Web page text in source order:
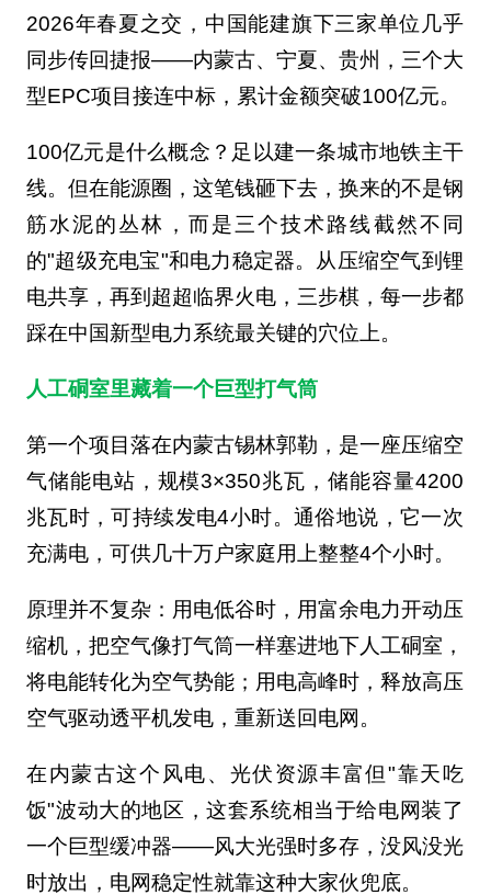
2026年春夏之交，中国能建旗下三家单位几乎
同步传回捷报——内蒙古、宁夏、贵州，三个大
型EPC项目接连中标，累计金额突破100亿元。
100亿元是什么概念？足以建一条城市地铁主干
线。但在能源圈，这笔钱砸下去，换来的不是钢
筋水泥的丛林，而是三个技术路线截然不同
的"超级充电宝"和电力稳定器。从压缩空气到锂
电共享，再到超超临界火电，三步棋，每一步都
踩在中国新型电力系统最关键的穴位上。
人工硐室里藏着一个巨型打气筒
第一个项目落在内蒙古锡林郭勒，是一座压缩空
气储能电站，规模3×350兆瓦，储能容量4200
兆瓦时，可持续发电4小时。通俗地说，它一次
充满电，可供几十万户家庭用上整整4个小时。
原理并不复杂：用电低谷时，用富余电力开动压
缩机，把空气像打气筒一样塞进地下人工硐室，
将电能转化为空气势能；用电高峰时，释放高压
空气驱动透平机发电，重新送回电网。
在内蒙古这个风电、光伏资源丰富但"靠天吃
饭"波动大的地区，这套系统相当于给电网装了
一个巨型缓冲器——风大光强时多存，没风没光
时放出，电网稳定性就靠这种大家伙兜底。